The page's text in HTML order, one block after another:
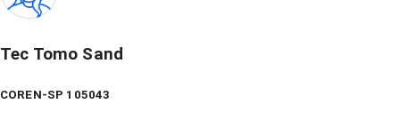
Tec Tomo Sand
COREN-SP 105043